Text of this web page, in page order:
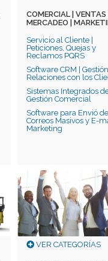
COMERCIAL | VENTAS
MERCADEO |
Servicio al Cliente |
Peticiones, Quejas y
Reclamos PQRS
Software CRM |
Relaciones con los
Sistemas Integrados
Gestión Comercial
Software para Envió de
Correos Masivos y E-
Marketing
VER CATEGORÍAS